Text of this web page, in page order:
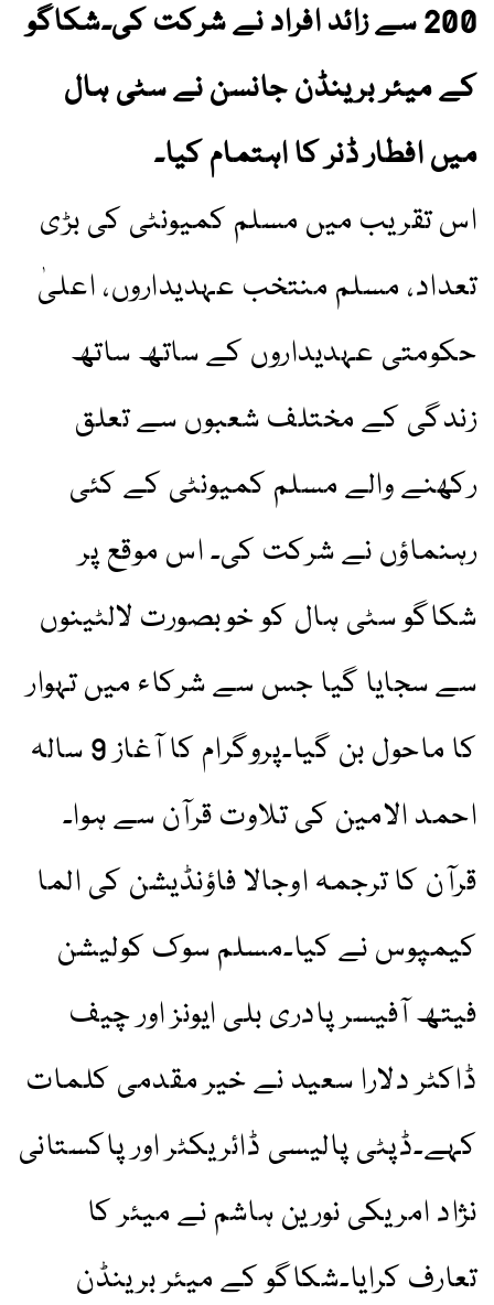
200 سے زائد افراد نے شرکت کی۔شکاگو
کے میئر برینڈن جانسن نے سٹی ہال
میں افطار ڈنر کا اہتمام کیا۔
اس تقریب میں مسلم کمیونٹی کی بڑی
تعداد، مسلم منتخب عہدیداروں، اعلیٰ
حکومتی عہدیداروں کے ساتھ ساتھ
زندگی کے مختلف شعبوں سے تعلق
رکھنے والے مسلم کمیونٹی کے کئی
رہنماؤں نے شرکت کی۔ اس موقع پر
شکاگو سٹی ہال کو خوبصورت لالٹینوں
سے سجایا گیا جس سے شرکاء میں تہوار
کا ماحول بن گیا۔پروگرام کا آغاز 9 سالہ
احمد الامین کی تلاوت قرآن سے ہوا۔
قرآن کا ترجمہ اوجالا فاؤنڈیشن کی الما
کیمپوس نے کیا۔مسلم سوک کولیشن
فیتھ آفیسر پادری بلی ایونز اور چیف
ڈاکٹر دلارا سعید نے خیر مقدمی کلمات
کہے۔ڈپٹی پالیسی ڈائریکٹر اور پاکستانی
نژاد امریکی نورین ہاشم نے میئر کا
تعارف کرایا۔شکاگو کے میئر برینڈن